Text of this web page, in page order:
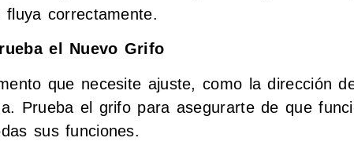
correctamente.
el Nuevo Grifo
que necesite ajuste, como la dirección
Prueba el grifo para asegurarte de que
sus funciones.